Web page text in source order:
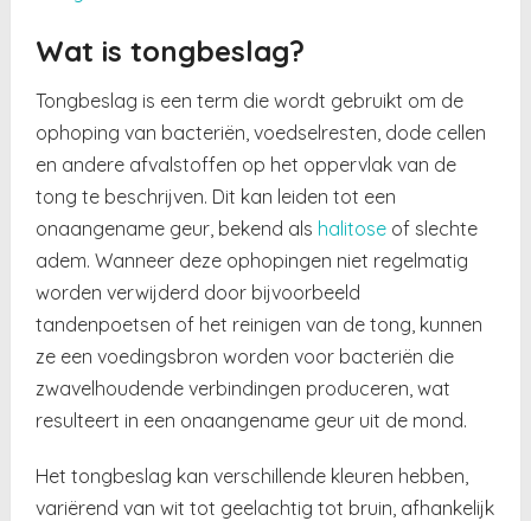
Wat is tongbeslag?
Tongbeslag is een term die wordt gebruikt om de
ophoping van bacteriën, voedselresten, dode cellen
en andere afvalstoffen op het oppervlak van de
tong te beschrijven. Dit kan leiden tot een
onaangename geur, bekend als halitose of slechte
adem. Wanneer deze ophopingen niet regelmatig
worden verwijderd door bijvoorbeeld
tandenpoetsen of het reinigen van de tong, kunnen
ze een voedingsbron worden voor bacteriën die
zwavelhoudende verbindingen produceren, wat
resulteert in een onaangename geur uit de mond.
Het tongbeslag kan verschillende kleuren hebben,
variërend van wit tot geelachtig tot bruin, afhankelijk